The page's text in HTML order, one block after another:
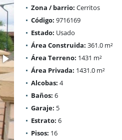
Zona / barrio: Cerritos
Código: 9716169
Estado: Usado
Área Construida: 361.0 m²
Área Terreno: 1431 m²
Área Privada: 1431.0 m²
Alcobas: 4
Baños: 6
Garaje: 5
Estrato: 6
Pisos: 16